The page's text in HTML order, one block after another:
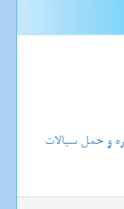
و حمل سیالات